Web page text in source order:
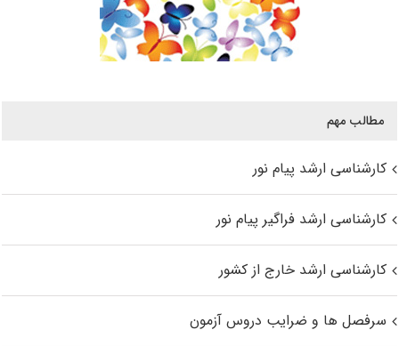
مطالب مهم
کارشناسی ارشد پیام نور
کارشناسی ارشد فراگیر پیام نور
کارشناسی ارشد خارج از کشور
سرفصل ها و ضرایب دروس آزمون